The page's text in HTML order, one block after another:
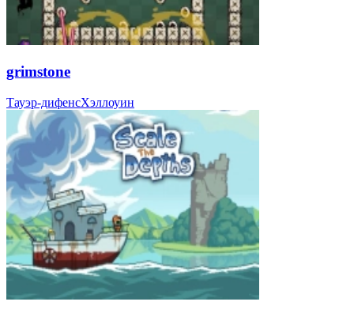
grimstone
Тауэр-дифенсХэллоуин